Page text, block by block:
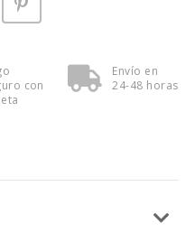
con
Envío en
24-48 horas